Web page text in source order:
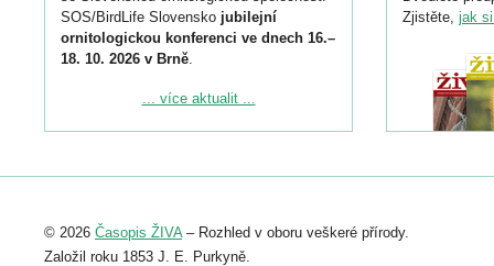
SOS/BirdLife Slovensko jubilejní
ornitologickou konferenci ve dnech 16.–
18. 10. 2026 v Brně.
Podrobnější informace ke konferenci
Registrovat se můžete do 6. září.
abstraktu přihlášené přednášky nebo
posteru je už 30. června.
... více aktualit ...
Zjistěte, jak
© 2026 Časopis ŽIVA– Rozhled v oboru veškeré přírody.
Založil roku 1853 J. E. Purkyně.